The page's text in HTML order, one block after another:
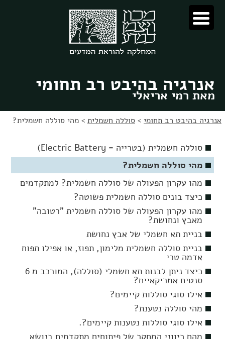
לתוכן
לניווט
אנרגיה בהיבט רב תחומי
מאת רמי אריאלי
אנרגיה בהיבט רב תחומי > סוללה חשמלית > מהי סוללה חשמלית?
סוללה חשמלית (בטרייה = Electric Battery)
מהי סוללה חשמלית?
מהו עקרון הפעולה של סוללה חשמלית? למתקדמים
כיצד בונים סוללה חשמלית פשוטה?
מהו עקרון הפעולה של סוללה חשמלית "רטובה"
מאבץ ונחושת?
בניית תא חשמלי של אבץ נחושת
בניית סוללה חשמלית מלימון, תפוז, או אפילו תפוח
אדמה טרי
כיצד ניתן לבנות תא חשמלי (סוללה), המורכב מ 6
סנטים אמריקאיים?
אילו סוגי סוללות קיימים?
מהי סוללה נטענת?
אילו סוגי סוללות נטענות קיימים?.
מהם כיווני המחקר של פיתוחים מתקדמים בנושא